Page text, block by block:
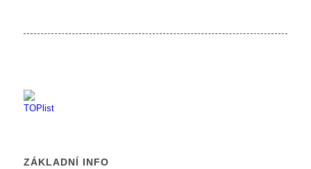
ZÁKLADNÍ INFO